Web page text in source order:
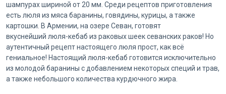
шампурах шириной от 20 мм. Среди рецептов приготовления
есть люля из мяса баранины, говядины, курицы, а также
картошки. В Армении, на озере Севан, готовят
вкуснейший люля-кебаб из раковых шеек севанских раков! Но
аутентичный рецепт настоящего люля прост, как всё
гениальное! Настоящий люля-кебаб готовится исключительно
из молодой баранины с добавлением некоторых специй и трав,
а также небольшого количества курдючного жира.